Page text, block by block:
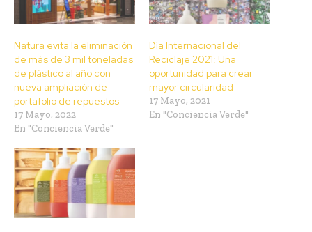
Natura evita la eliminación
de más de 3 mil toneladas
de plástico al año con
nueva ampliación de
portafolio de repuestos
17 Mayo, 2022
En "Conciencia Verde"
Día Internacional del
Reciclaje 2021: Una
oportunidad para crear
mayor circularidad
17 Mayo, 2021
En "Conciencia Verde"